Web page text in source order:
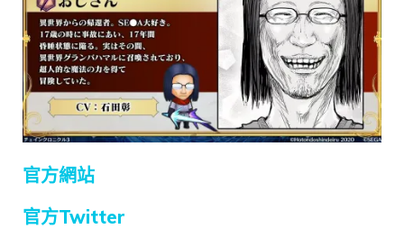
官方網站
官方Twitter